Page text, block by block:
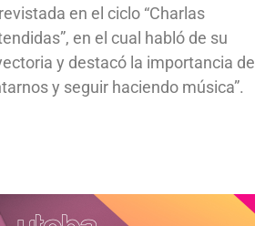
en el ciclo “Charlas
en el cual habló de su
y destacó la importancia de
y seguir haciendo música”.